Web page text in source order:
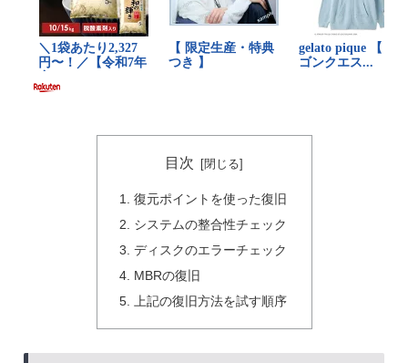
目次
復元ポイントを使った復旧
システムの整合性チェック
ディスクのエラーチェック
MBRの復旧
上記の復旧方法を試す順序